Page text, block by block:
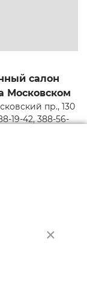
салон
Московском
пр., 130
19-42, 388-56-
защищены.
офертой.
×